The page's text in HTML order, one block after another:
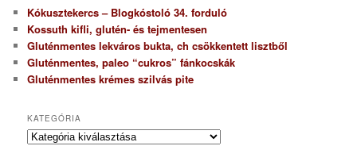
Kókusztekercs – Blogkóstoló 34. forduló
Kossuth kifli, glutén- és tejmentesen
Gluténmentes lekváros bukta, ch csökkentett lisztből
Gluténmentes, paleo “cukros” fánkocskák
Gluténmentes krémes szilvás pite
KATEGÓRIA
K